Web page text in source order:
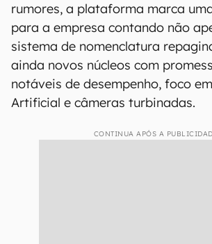
rumores, a plataforma marca
para a empresa contando não
sistema de nomenclatura
ainda novos núcleos com
notáveis de desempenho, foco
Artificial e câmeras turbinadas.
CONTINUA APÓS A